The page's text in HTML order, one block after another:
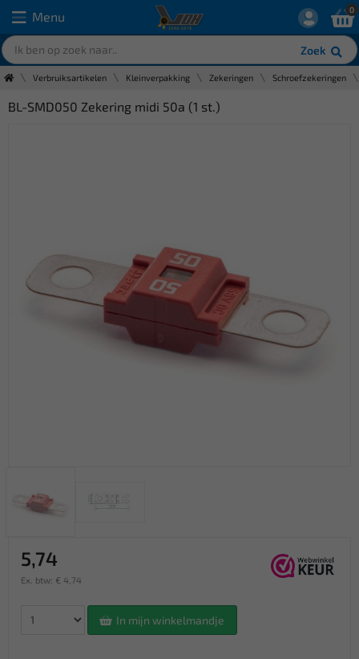
Menu
Zoek
0
Verbruiksartikelen Kleinverpakking Zekeringen Schroefzekeringen
BL-SMD050 Zekering midi 50a (1 st.)
5,74
Ex. btw: € 4,74
In mijn winkelmandje